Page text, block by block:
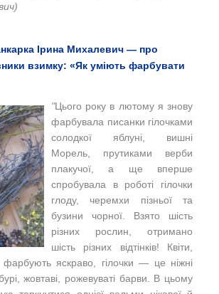
Ірина Михалевич — про
взимку: «Як уміють фарбувати
"Цього року в лютому я знову
фарбувала писанки гілочками
солодкої яблуні, вишні
Морель, прутиками верби
плакучої, а ще вперше
спробувала в роботі гілочки
глоду, черемхи пізньої та
бузини чорної. Взято шість
різних рослин, отримано
шість різних відтінків! Квіти,
яскраво, гілочки — це ніжні
жовтаві, рожевуваті барви. В цьому